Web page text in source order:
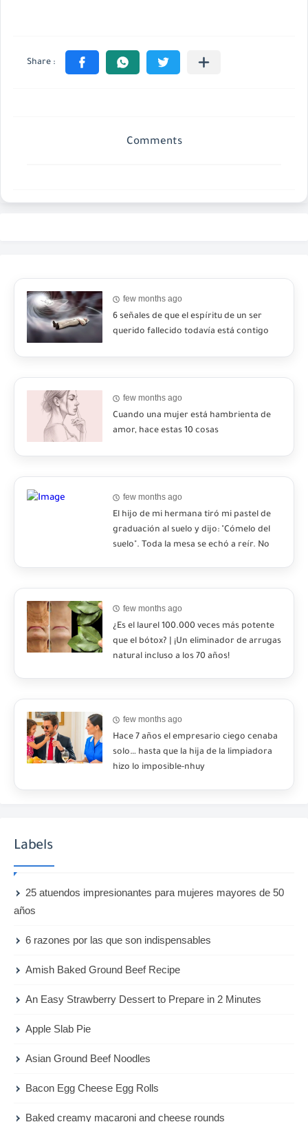
Comments
few months ago
6 señales de que el espíritu de un ser
querido fallecido todavía está contigo
few months ago
Cuando una mujer está hambrienta de
amor, hace estas 10 cosas
few months ago
El hijo de mi hermana tiró mi pastel de
graduación al suelo y dijo: "Cómelo del
suelo". Toda la mesa se echó a reír. No
decidido cortar todo contacto. Aléjate
para siempre"-nhuy
few months ago
¿Es el laurel 100.000 veces más potente
que el bótox? | ¡Un eliminador de arrugas
natural incluso a los 70 años!
few months ago
Hace 7 años el empresario ciego cenaba
solo… hasta que la hija de la limpiadora
hizo lo imposible-nhuy
Labels
25 atuendos impresionantes para mujeres mayores de 50
años
6 razones por las que son indispensables
Amish Baked Ground Beef Recipe
An Easy Strawberry Dessert to Prepare in 2 Minutes
Apple Slab Pie
Asian Ground Beef Noodles
Bacon Egg Cheese Egg Rolls
Baked creamy macaroni and cheese rounds